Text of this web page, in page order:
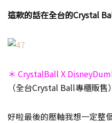
這款的話在全台的Crystal
＊ CrystalBall X
（全台Crystal Ball專櫃販售）
好啦最後的壓軸我想一定整